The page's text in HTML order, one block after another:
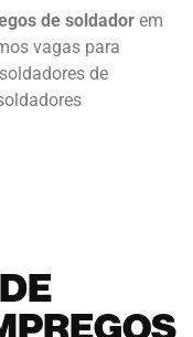
de soldador em
vagas para
de